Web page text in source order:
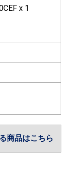
x 1
商品はこちら